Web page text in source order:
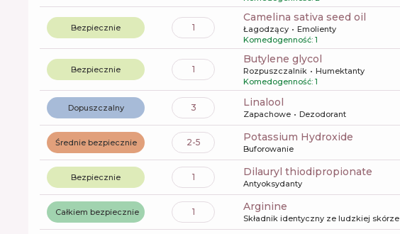
Bezpiecznie 1
camelina sativa seed oil
Łagodzący
Emolienty
Komedogenność: 1
Bezpiecznie 1
butylene glycol
Rozpuszczalnik
Humektanty
Komedogenność: 1
Dopuszczalny 3 linalool
Zapachowe Dezodorant
Średnie bezpiecznie 2-5 Potassium Hydroxide
Buforowanie
Bezpiecznie 1 dilauryl thiodipropionate
Antyoksydanty
Całkiem bezpiecznie 1 arginine
Składnik identyczny ze ludzkiej skórze